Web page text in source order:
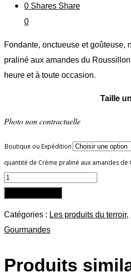
0 Shares Share
0
Fondante, onctueuse et goûteuse,
praliné aux amandes du
heure et à toute occasion.
Taille
Photo non contractuelle
Boutique ou Expédition
quantité de Crème praliné aux amandes de
Catégories : Les produits du terroir,
Gourmandes
Produits